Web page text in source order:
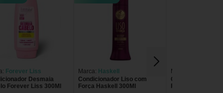
Forever Liss
Desmaia
Forever Liss 300Ml
Marca: Haskell
Condicionador Liso com
Força Haskell 300Ml
Marca:
Condicionador